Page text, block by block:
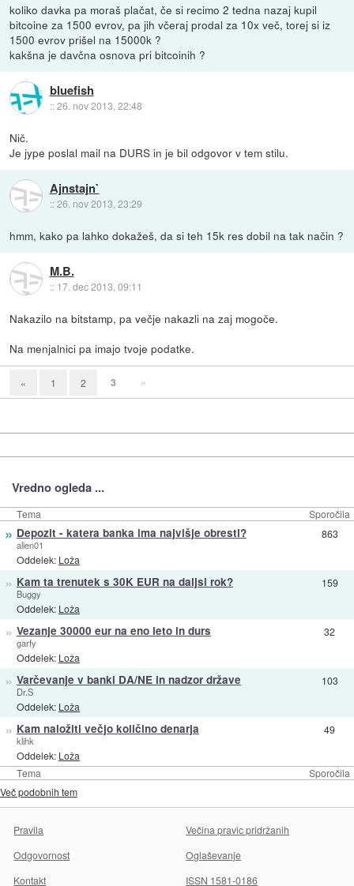
koliko davka pa moraš plačat, če si recimo 2 tedna nazaj kupil
bitcoine za 1500 evrov, pa jih včeraj prodal za 10x več, torej si iz
1500 evrov prišel na 15000k ?
kakšna je davčna osnova pri bitcoinih ?
bluefish
::26. nov 2013, 22:48
Nič.
Je jype poslal mail na DURS in je bil odgovor v tem stilu.
Ajnstajn`
::26. nov 2013, 23:29
hmm, kako pa lahko dokažeš, da si teh 15k res dobil na tak način ?
M.B.
:: 17. dec 2013, 09:11
Nakazilo na bitstamp, pa večje nakazli na zaj mogoče.
Na menjalnici pa imajo tvoje podatke.
« 1 2 3 »
Vredno ogleda ...
Tema Sporočila
Tema Sporočila
» Depozit - katera banka ima najvišje obresti?
alien01
Oddelek: Loža
863
» Kam ta trenutek s 30K EUR na daljsi rok?
Buggy
Oddelek: Loža
159
» Vezanje 30000 eur na eno leto in durs
garfy
Oddelek: Loža
32
» Varčevanje v banki DA/NE in nadzor države
Dr.S
Oddelek: Loža
103
» Kam naložiti večjo količino denarja
klihk
Oddelek: Loža
49
Več podobnih tem
Pravila
Večina pravic pridržanih
Odgovornost
Oglaševanje
Kontakt
ISSN 1581-0186